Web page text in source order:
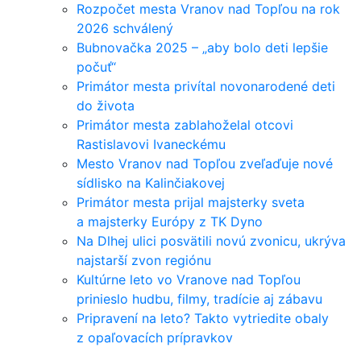
Rozpočet mesta Vranov nad Topľou na rok
2026 schválený
Bubnovačka 2025 – „aby bolo deti lepšie
počuť“
Primátor mesta privítal novonarodené deti
do života
Primátor mesta zablahoželal otcovi
Rastislavovi Ivaneckému
Mesto Vranov nad Topľou zveľaďuje nové
sídlisko na Kalinčiakovej
Primátor mesta prijal majsterky sveta
a majsterky Európy z TK Dyno
Na Dlhej ulici posvätili novú zvonicu, ukrýva
najstarší zvon regiónu
Kultúrne leto vo Vranove nad Topľou
prinieslo hudbu, filmy, tradície aj zábavu
Pripravení na leto? Takto vytriedite obaly
z opaľovacích prípravkov